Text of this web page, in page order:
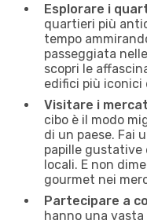
Esplorare i
quartieri più
tempo
passeggiata
scopri le
edifici più iconici
Visitare i
cibo è il modo
di un paese. Fai
papille gustative
locali. E non
gourmet nei
Partecipare a
hanno una